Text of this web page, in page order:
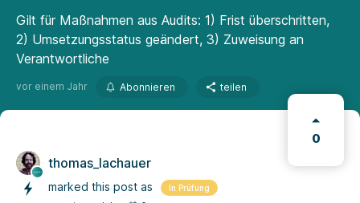
Gilt für Maßnahmen aus Audits: 1) Frist überschritten,
2) Umsetzungsstatus geändert, 3) Zuweisung an
Verantwortliche
vor einem Jahr Abonnieren teilen
0
thomas_lachauer
marked this post as In Prüfung